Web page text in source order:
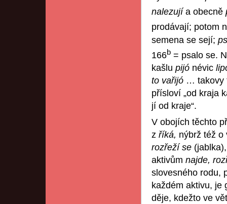
nalezujía obecně
prodávají; potom
semena se sejí;
166b = psalo se.
kašlu pijó névic
to vařijó … takovy
přísloví „od kraja
jí od kraje“.
V obojích těchto
z říká, nýbrž též
rozřeží se
aktivům najde,
slovesného rodu,
každém aktivu, je
děje, kdežto ve